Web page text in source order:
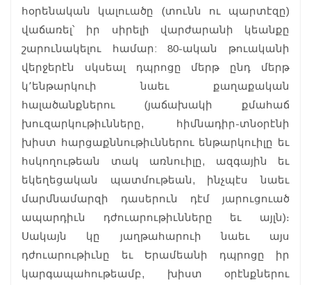
հօրենական կալուածը (տունն ու պարտէզը)
վաճառել՝ իր սիրելի վարժարանի կեանքը
շարունակելու համար: 80-ական թուականի
վերջերէն սկսեալ դպրոցը մերթ ընդ մերթ
կ՚ենթարկուի նաեւ քաղաքական
հալածանքներու (յաճախակի քմահաճ
խուզարկութիւնները, հիմնադիր-տնօրէնի
խիստ հարցաքննութիւններու ենթարկուիլը եւ
հսկողութեան տակ առնուիլը, ազգային եւ
եկեղեցական պատմութեան, ինչպէս նաեւ
մարմնամարզի դասերուն դէմ յարուցուած
ապարդիւն դժուարութիւնները եւ այլն)։
Սակայն կը յաղթահարուի նաեւ այս
դժուարութիւնը եւ Երամեանի դպրոցը իր
կարգապահութեամբ, խիստ օրէնքներու